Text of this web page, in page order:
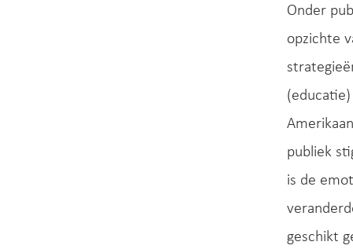
Onder
opzichte
publiek
is de
geschikt